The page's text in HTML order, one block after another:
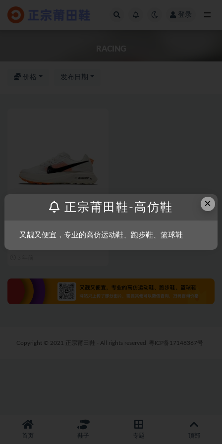
登录
价格 发布日期
NIKE TRAL RACING ZOOMX 集
Copyright © 2021 正宗莆田鞋 - All rights reserved 粤ICP备17148367号
首页 鞋子 专题 顶部
×
正宗莆田鞋-高仿鞋
又靓又便宜，专业的高仿运动鞋、跑步鞋、篮球鞋